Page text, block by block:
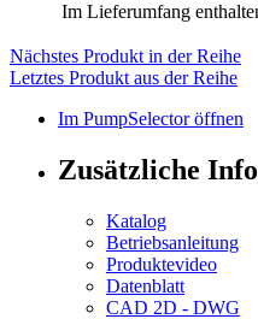
Im Lieferumfang
Nächstes Produkt in der Reihe
Letztes Produkt aus der Reihe
Im PumpSelector öffnen
Zusätzliche
Katalog
Betriebsanleitung
Produktevideo
Datenblatt
CAD 2D - DWG